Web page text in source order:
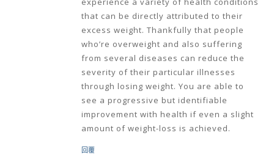
that can be directly attributed to their
excess weight. Thankfully that people
who’re overweight and also suffering
from several diseases can reduce the
severity of their particular illnesses
through losing weight. You are able to
see a progressive but identifiable
improvement with health if even a slight
amount of weight-loss is achieved.
回覆